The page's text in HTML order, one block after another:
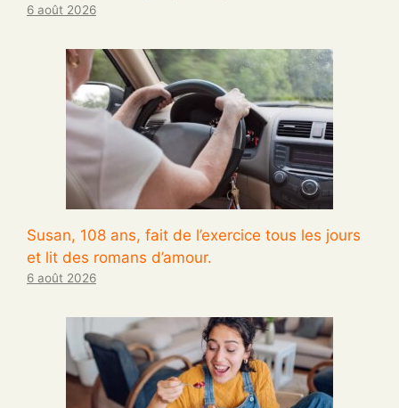
6 août 2026
Susan, 108 ans, fait de l’exercice tous les jours
et lit des romans d’amour.
6 août 2026